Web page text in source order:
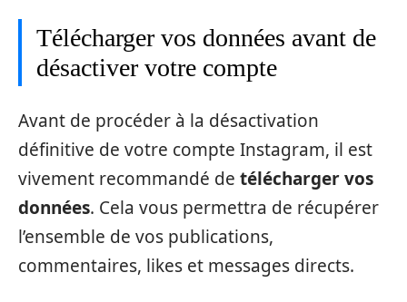
Télécharger vos données avant de
désactiver votre compte
Avant de procéder à la désactivation
définitive de votre compte Instagram, il est
vivement recommandé de télécharger vos
données. Cela vous permettra de récupérer
l’ensemble de vos publications,
commentaires, likes et messages directs.